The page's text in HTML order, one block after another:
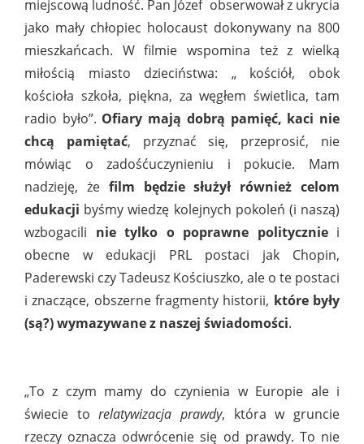
miejscową ludność. Pan Józef obserwował z ukrycia
jako mały chłopiec holocaust dokonywany na 800
mieszkańcach. W filmie wspomina też z wielką
miłością miasto dzieciństwa: „ kościół, obok
kościoła szkoła, piękna, za węgłem świetlica, tam
radio było”. Ofiary mają dobrą pamięć, kaci nie
chcą pamiętać, przyznać się, przeprosić, nie
mówiąc o zadośćuczynieniu i pokucie. Mam
nadzieję, że film będzie służył również celom
edukacji byśmy wiedzę kolejnych pokoleń (i naszą)
wzbogacili nie tylko o poprawne politycznie i
obecne w edukacji PRL postaci jak Chopin,
Paderewski czy Tadeusz Kościuszko, ale o te postaci
i znaczące, obszerne fragmenty historii, które były
(są?) wymazywane z naszej świadomości.
„To z czym mamy do czynienia w Europie ale i
świecie torelatywizacja prawdy, która w gruncie
rzeczy oznacza odwrócenie się od prawdy. To nie